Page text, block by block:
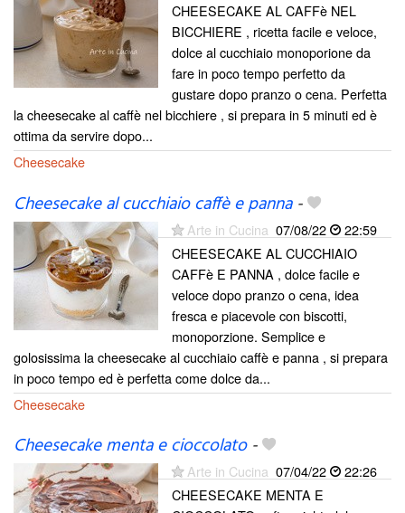
CHEESECAKE AL CAFFè NEL
BICCHIERE , ricetta facile e veloce,
dolce al cucchiaio monoporione da
fare in poco tempo perfetto da
gustare dopo pranzo o cena. Perfetta
la cheesecake al caffè nel bicchiere , si prepara in 5 minuti ed è
ottima da servire dopo...
Cheesecake
Cheesecake al cucchiaio caffè e panna-
Arte in Cucina 07/08/22
22:59
CHEESECAKE AL CUCCHIAIO
CAFFè E PANNA , dolce facile e
veloce dopo pranzo o cena, idea
fresca e piacevole con biscotti,
monoporzione. Semplice e
golosissima la cheesecake al cucchiaio caffè e panna , si prepara
in poco tempo ed è perfetta come dolce da...
Cheesecake
Cheesecake menta e cioccolato-
Arte in Cucina 07/04/22
22:26
CHEESECAKE MENTA E